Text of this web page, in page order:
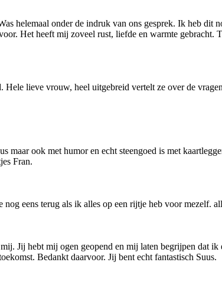
helemaal onder de indruk van ons gesprek. Ik heb dit
Het heeft mij zoveel rust, liefde en warmte gebracht.
lieve vrouw, heel uitgebreid vertelt ze over de
maar ook met humor en echt steengoed is met
Fran.
eens terug als ik alles op een rijtje heb voor mezelf.
Jij hebt mij ogen geopend en mij laten begrijpen dat
Bedankt daarvoor. Jij bent echt fantastisch Suus.